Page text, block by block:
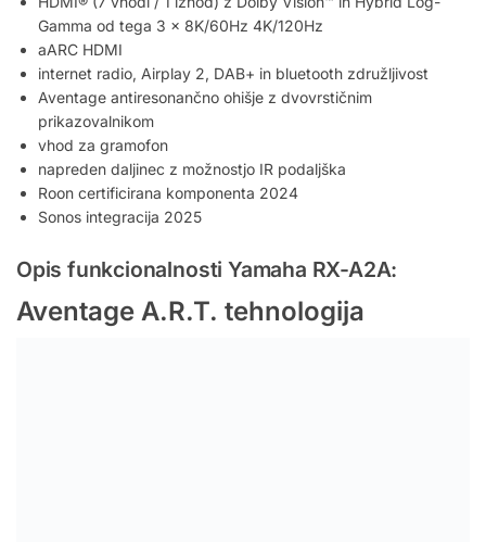
Gamma od tega 3 x 8K/60Hz 4K/120Hz
aARC HDMI
internet radio, Airplay 2, DAB+ in bluetooth združljivost
Aventage antiresonančno ohišje z dvovrstičnim
prikazovalnikom
vhod za gramofon
napreden daljinec z možnostjo IR podaljška
Roon certificirana komponenta 2024
Sonos integracija 2025
Opis funkcionalnosti Yamaha RX-A2A:
Aventage A.R.T. tehnologija